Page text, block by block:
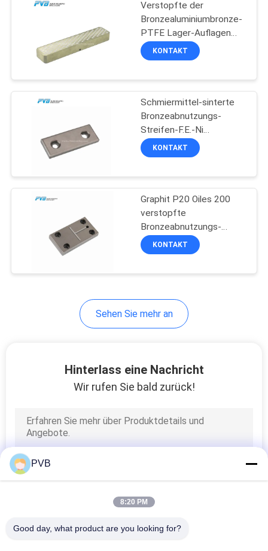
Graphit verstopfte
Bronzeabnutzungs-
Platte
Faden-gedrehtes
Lager
1
Sinterbronzierte
Buchse
Verstopfte der
Bronzealuminiumbronze-
PTFE Lager-Auflagen
Lubripad Graphit
abnutzungs-Platten-
KONTAKT
Schmiermittel-sinterte
Bronzeabnutzungs-
Streifen-F.E.-Ni
Abnutzungs-Platten Oiles
2000 P10
KONTAKT
Graphit P20 Oiles 200
verstopfte
Bronzeabnutzungs-
Platten-F.E., den Ni
Stahlgrundplatte sinterte
KONTAKT
Sehen Sie mehr an
Hinterlass eine Nachricht
Wir rufen Sie bald zurück!
PVB
8:20 PM
Good day, what product are you looking for?